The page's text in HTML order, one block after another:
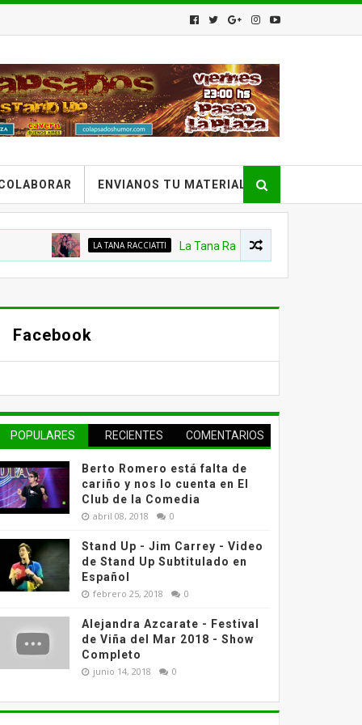
ENVIANOS TU MATERIAL
LA TANA RACCIATTI La Tana Racciatti - Stand Up en Provincia
Facebook
POPULARES RECIENTES COMENTARIOS
Berto Romero está falta de
cariño y nos lo cuenta en El
Club de la Comedia
abril 08, 2018 0
Stand Up - Jim Carrey - Video
de Stand Up Subtitulado en
Español
febrero 25, 2018 0
Alejandra Azcarate - Festival
de Viña del Mar 2018 - Show
Completo
junio 14, 2018 0